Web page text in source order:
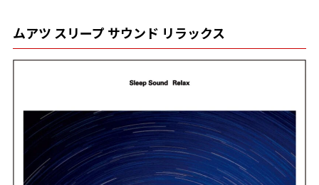
ムアツ スリープ サウンド リラックス